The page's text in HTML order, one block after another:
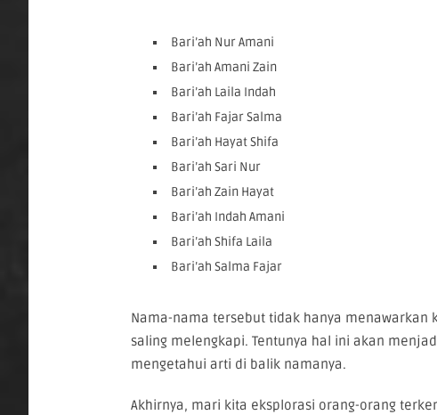
Bari’ah Nur Amani
Bari’ah Amani Zain
Bari’ah Laila Indah
Bari’ah Fajar Salma
Bari’ah Hayat Shifa
Bari’ah Sari Nur
Bari’ah Zain Hayat
Bari’ah Indah Amani
Bari’ah Shifa Laila
Bari’ah Salma Fajar
Nama-nama tersebut tidak hanya
saling melengkapi. Tentunya hal ini akan
mengetahui arti di balik namanya.
Akhirnya, mari kita eksplorasi orang-orang